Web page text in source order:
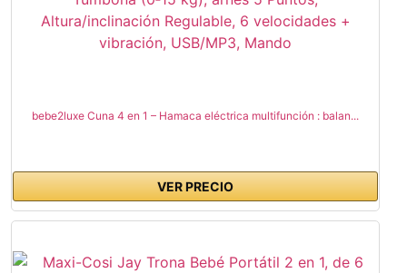
bebe2luxe Cuna 4 en 1 – Hamaca eléctrica multifunción : balan...
VER PRECIO